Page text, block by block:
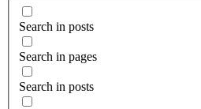
Search in posts
Search in pages
Search in posts